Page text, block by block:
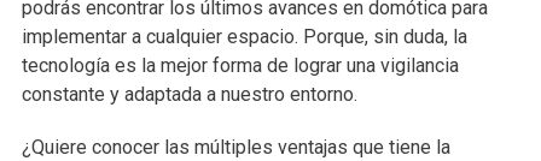
podrás encontrar los últimos avances en domótica para
implementar a cualquier espacio. Porque, sin duda, la
tecnología es la mejor forma de lograr una vigilancia
constante y adaptada a nuestro entorno.
¿Quiere conocer las múltiples ventajas que tiene la